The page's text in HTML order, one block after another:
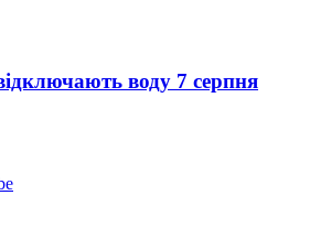
воду 7 серпня